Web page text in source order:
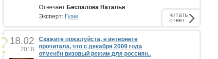
Отвечает Беспалова Наталья
Эксперт: Гуам читать
ответ
18.02
2010
Скажите пожалуйста, в интернете
прочитала, что с декабря 2009 года
отменён визовый режим для россиян..